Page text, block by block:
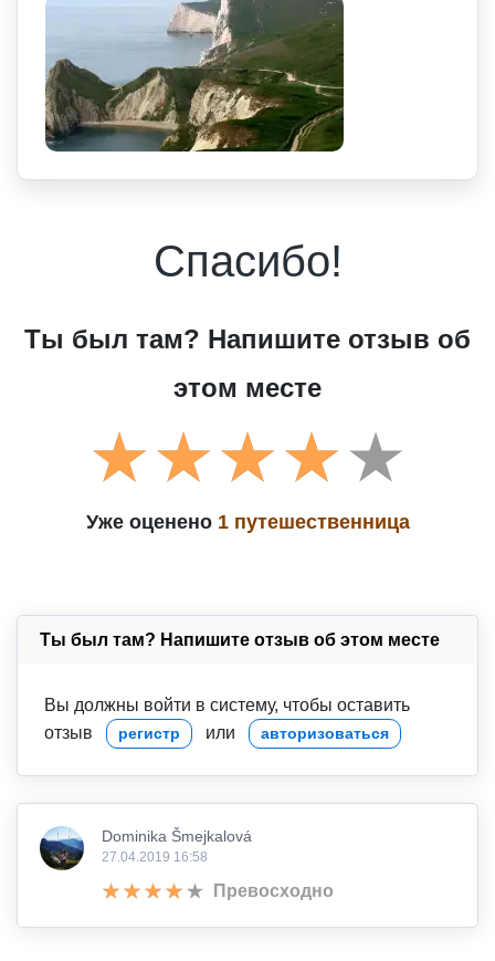
Спасибо!
Ты был там? Напишите отзыв об
этом месте
Уже оценено 1 путешественница
Ты был там? Напишите отзыв об этом месте
Вы должны войти в систему, чтобы оставить
отзыв
регистр или авторизоваться
Dominika Šmejkalová
27.04.2019 16:58
Превосходно